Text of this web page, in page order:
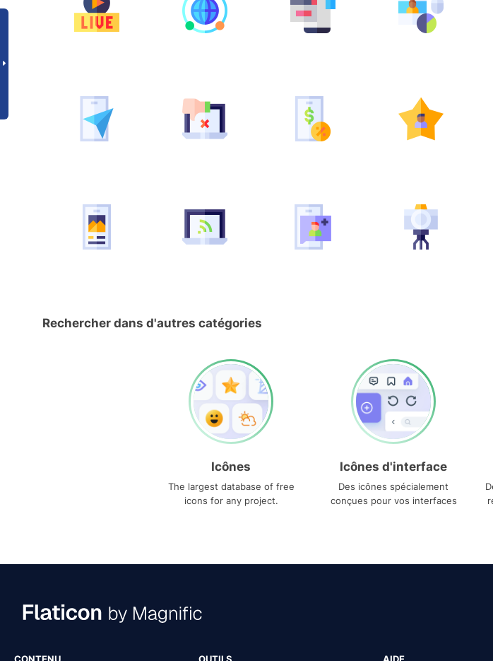
Rechercher dans d'autres catégories
Icônes
The largest database of free
icons for any project.
Icônes d'interface
Des icônes spécialement
conçues pour vos interfaces